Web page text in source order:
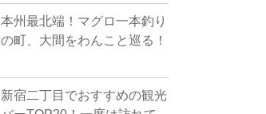
本州最北端！マグロ一本釣り
の町、大間をわんこと巡る！
新宿二丁目でおすすめの観光